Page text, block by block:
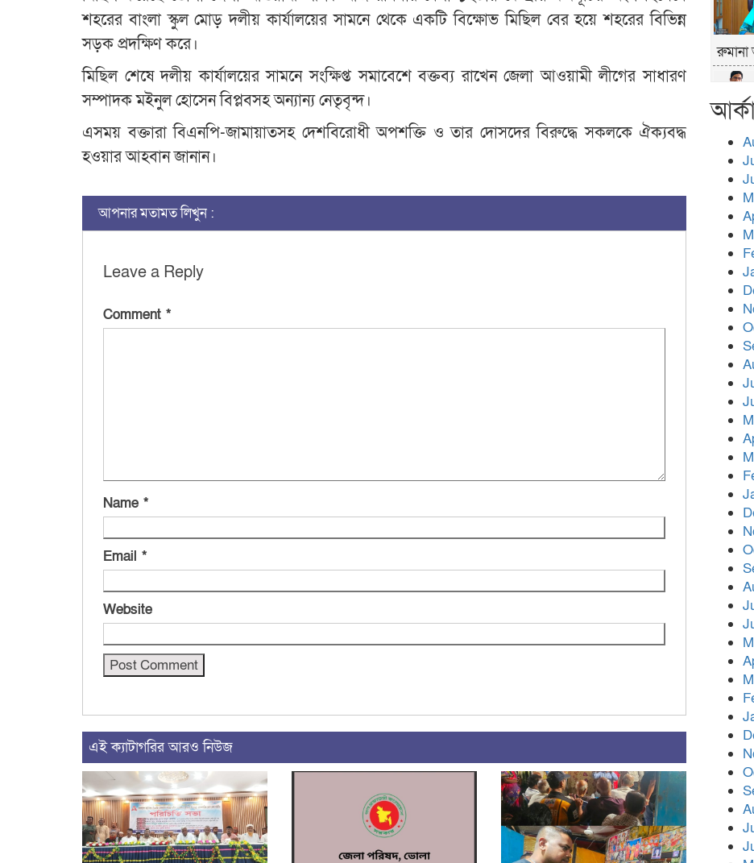
শহরের বাংলা স্কুল মোড় দলীয় কার্যালয়ের সামনে থেকে একটি বিক্ষোভ মিছিল বের হয়ে শহরের বিভিন্ন
সড়ক প্রদক্ষিণ করে।
মিছিল শেষে দলীয় কার্যালয়ের সামনে সংক্ষিপ্ত সমাবেশে বক্তব্য রাখেন জেলা আওয়ামী লীগের সাধারণ
সম্পাদক মইনুল হোসেন বিপ্লবসহ অন্যান্য নেতৃবৃন্দ।
এসময় বক্তারা বিএনপি-জামায়াতসহ দেশবিরোধী অপশক্তি ও তার দোসদের বিরুদ্ধে সকলকে ঐক্যবদ্ধ
হওয়ার আহবান জানান।
আপনার মতামত লিখুন :
Leave a Reply
Comment *
Name *
Email *
Website
এই ক্যাটাগরির আরও নিউজ
ফিরল